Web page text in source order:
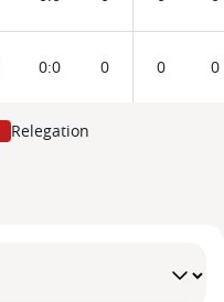
0:0 0 0 0
Relegation